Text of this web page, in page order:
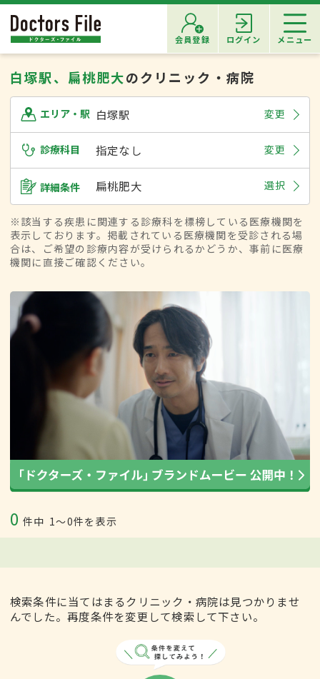
会員登録 ログイン メニュー
白塚駅、扁桃肥大のクリニック・病院
エリア・駅 白塚駅 変更
診療科目 指定なし 変更
詳細条件 扁桃肥大 選択
※該当する疾患に関連する診療科を標榜している医療機関を
表示しております。掲載されている医療機関を受診される場
合は、ご希望の診療内容が受けられるかどうか、事前に医療
機関に直接ご確認ください。
0 件中 1〜0件を表示
検索条件に当てはまるクリニック・病院は見つかりませ
んでした。再度条件を変更して検索して下さい。